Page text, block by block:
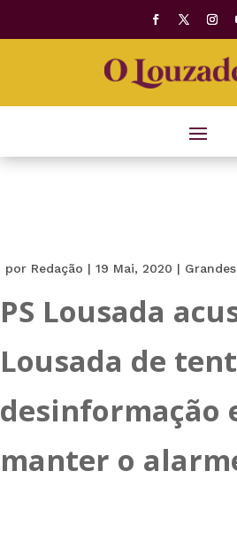
por Redação | 19 Mai, 2020 |
PS Lousada
Lousada de
desinformação
manter o